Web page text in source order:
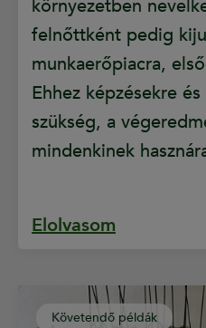
környezetben
felnőttként pedig
munkaerőpiacra,
Ehhez képzésekre
szükség, a
mindenkinek
Elolvasom
Követendő példák